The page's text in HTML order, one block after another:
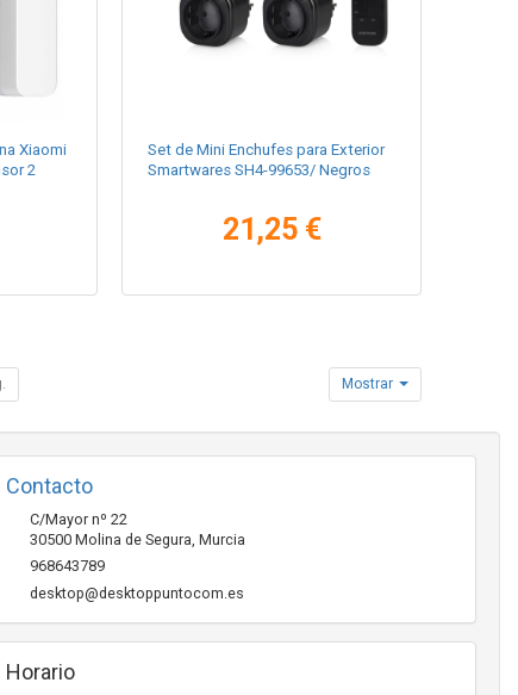
Xiaomi
2
Set de Mini Enchufes para Exterior
Smartwares SH4-99653/ Negros
21,25 €
Mostrar
Contacto
C/Mayor nº 22
30500 Molina de Segura Murcia
968643789
desktop@desktoppuntocom.es
Horario